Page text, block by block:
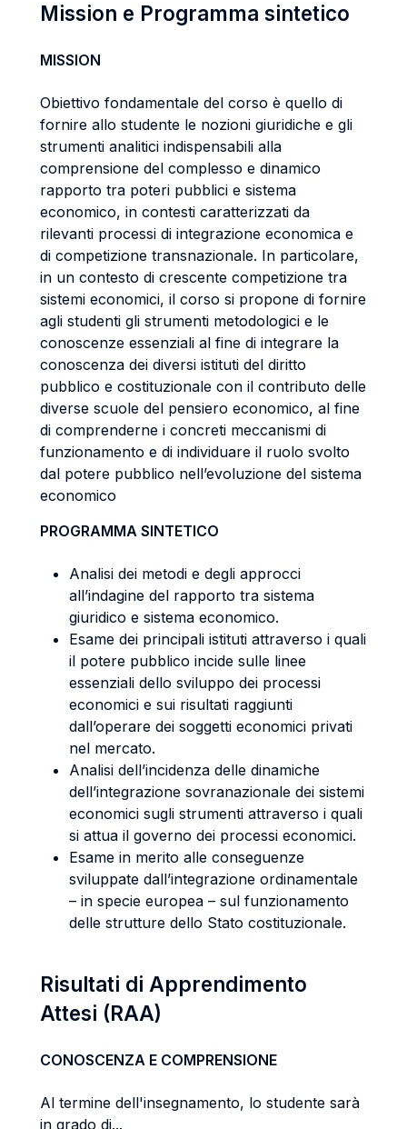
Mission e Programma sintetico
MISSION
Obiettivo fondamentale del corso è quello di
fornire allo studente le nozioni giuridiche e gli
strumenti analitici indispensabili alla
comprensione del complesso e dinamico
rapporto tra poteri pubblici e sistema
economico, in contesti caratterizzati da
rilevanti processi di integrazione economica e
di competizione transnazionale. In particolare,
in un contesto di crescente competizione tra
sistemi economici, il corso si propone di fornire
agli studenti gli strumenti metodologici e le
conoscenze essenziali al fine di integrare la
conoscenza dei diversi istituti del diritto
pubblico e costituzionale con il contributo delle
diverse scuole del pensiero economico, al fine
di comprenderne i concreti meccanismi di
funzionamento e di individuare il ruolo svolto
dal potere pubblico nell’evoluzione del sistema
economico
PROGRAMMA SINTETICO
Analisi dei metodi e degli approcci
all’indagine del rapporto tra sistema
giuridico e sistema economico.
Esame dei principali istituti attraverso i quali
il potere pubblico incide sulle linee
essenziali dello sviluppo dei processi
economici e sui risultati raggiunti
dall’operare dei soggetti economici privati
nel mercato.
Analisi dell’incidenza delle dinamiche
dell’integrazione sovranazionale dei sistemi
economici sugli strumenti attraverso i quali
si attua il governo dei processi economici.
Esame in merito alle conseguenze
sviluppate dall’integrazione ordinamentale
– in specie europea – sul funzionamento
delle strutture dello Stato costituzionale.
Risultati di Apprendimento
Attesi (RAA)
CONOSCENZA E COMPRENSIONE
Al termine dell'insegnamento, lo studente sarà
in grado di...